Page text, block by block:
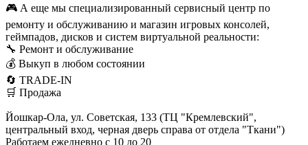
🎮 А еще мы специализированный сервисный центр по
ремонту и обслуживанию и магазин игровых консолей,
геймпадов, дисков и систем виртуальной реальности:
🔧 Ремонт и обслуживание
💰 Выкуп в любом состоянии
🔄 TRADE-IN
🛒 Продажа
Йошкар-Ола, ул. Советская, 133 (ТЦ "Кремлевский",
центральный вход, черная дверь справа от отдела "Ткани")
Работаем ежедневно с 10 до 20